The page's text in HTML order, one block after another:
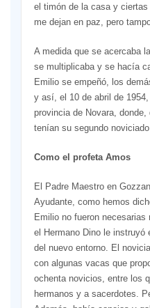
el timón de la casa y
me dejan en paz, pero
A medida que se acercaba
se multiplicaba y se hacía
Emilio se empeñó, los
y así, el 10 de abril de
provincia de Novara,
tenían su segundo noviciado
Como el profeta Amos
El Padre Maestro en
Ayudante, como hemos
Emilio no fueron
el Hermano Dino le
del nuevo entorno. El
con algunas vacas que
ochenta novicios, entre los
hermanos y a sacerdotes.